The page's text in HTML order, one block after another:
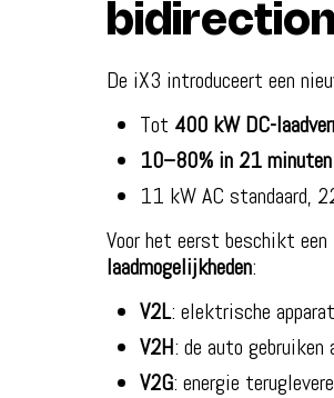
De iX3 introduceert een
Tot 400 kW DC-
10–80% in 21 minuten
11 kW AC standaard,
Voor het eerst beschikt
laadmogelijkheden:
V2L: elektrische
V2H: de auto
V2G: energie